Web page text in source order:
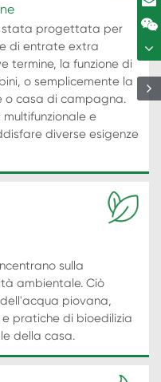
stata progettata per
di entrate extra
termine, la funzione di
o semplicemente la
o casa di campagna.
e
diverse esigenze
sulla
ambientale. Ciò
piovana,
pratiche di bioedilizia
della casa.